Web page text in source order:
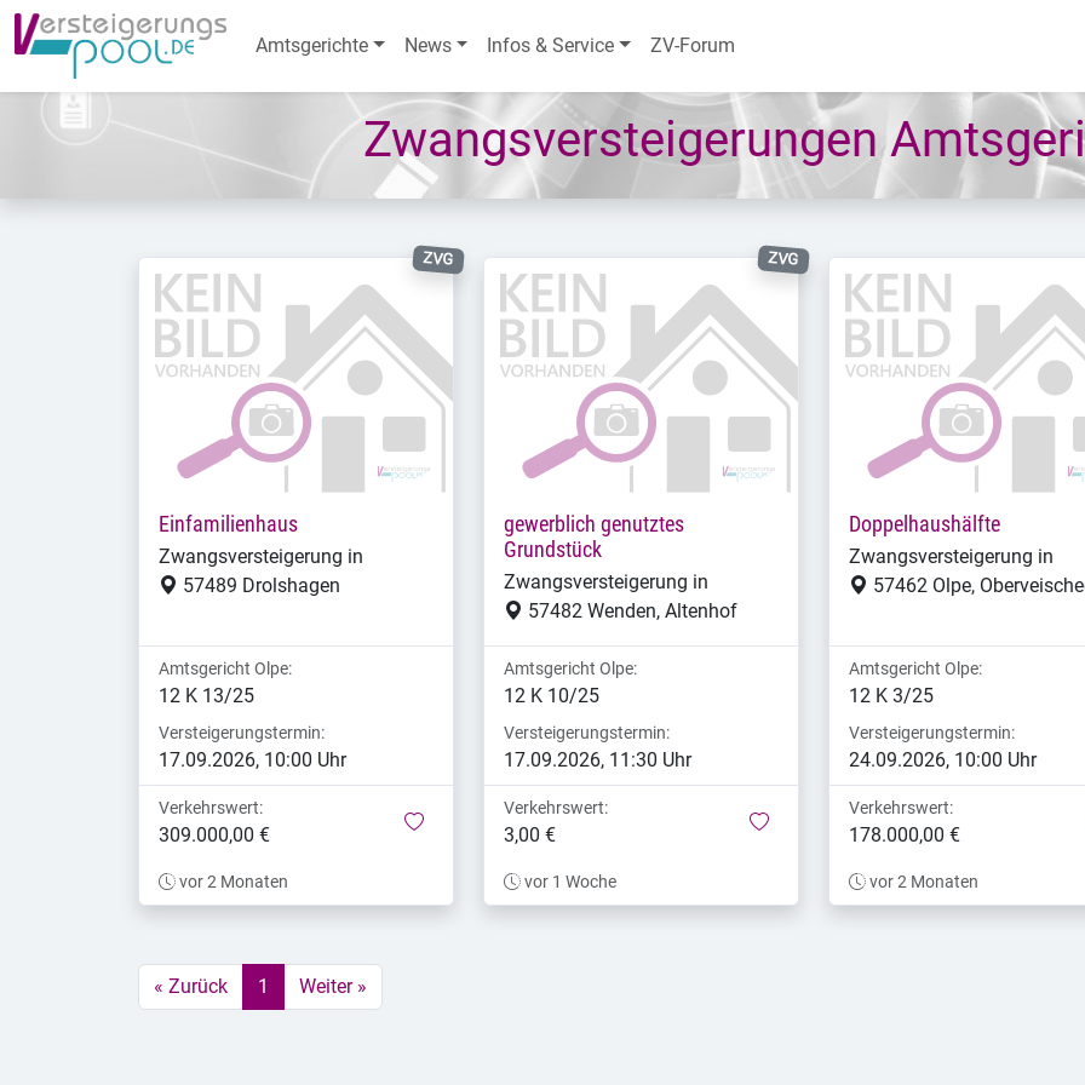
Amtsgerichte News Infos & Service ZV-Forum
Zwangsversteigerungen
ZVG
Einfamilienhaus
Zwangsversteigerung in
57489 Drolshagen
Amtsgericht Olpe:
12 K 13/25
Versteigerungstermin:
17.09.2026, 10:00 Uhr
Verkehrswert:
309.000,00 €
merken
vor 2 Monaten
ZVG
gewerblich genutztes
Grundstück
Zwangsversteigerung in
57482 Wenden, Altenhof
Amtsgericht Olpe:
12 K 10/25
Versteigerungstermin:
17.09.2026, 11:30 Uhr
Verkehrswert:
3,00 €
merken
vor 1 Woche
Doppelhaushälfte
Zwangsversteigerung in
57462 Olpe,
Amtsgericht Olpe:
12 K 3/25
Versteigerungstermin:
24.09.2026, 10:00 Uhr
Verkehrswert:
178.000,00 €
vor 2 Monaten
« Zurück 1 Weiter »